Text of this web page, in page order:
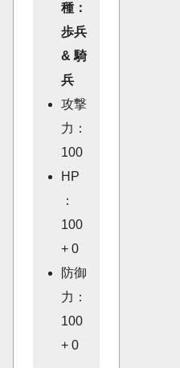
種：
歩兵
& 騎
兵
攻撃
力：
100
HP
：
100
+ 0
防御
力：
100
+ 0